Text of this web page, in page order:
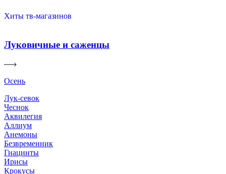
Хиты тв-магазинов
Луковичные и саженцы
Осень
Лук-севок
Чеснок
Аквилегия
Аллиум
Анемоны
Безвременник
Гиацинты
Ирисы
Крокусы